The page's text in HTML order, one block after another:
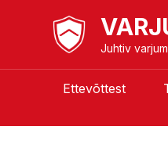
Juhtiv
Ettevõttest